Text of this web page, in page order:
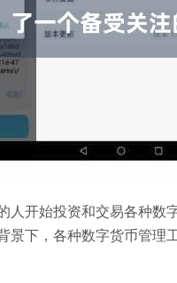
人开始投资和交易各种数
景下，各种数字货币管理